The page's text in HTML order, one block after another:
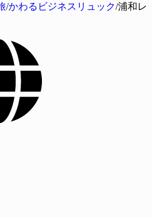
/かわるビジネスリュック/浦和レ